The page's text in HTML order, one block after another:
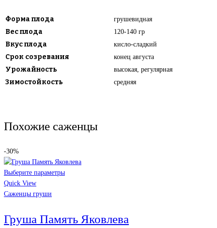
Форма плода грушевидная
Вес плода 120-140 гр
Вкус плода кисло-сладкий
Срок созревания конец августа
Урожайность высокая, регулярная
Зимостойкость средняя
Похожие саженцы
-30%
Выберите параметры
Quick View
Саженцы груши
Груша Память Яковлева